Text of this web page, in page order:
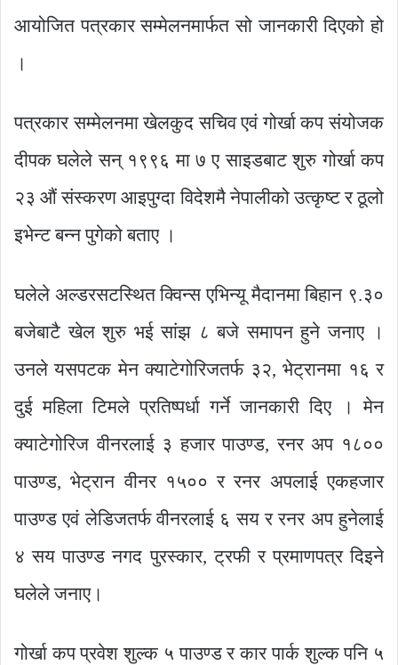
आयोजित पत्रकार सम्मेलनमार्फत सो जानकारी दिएको हो
।
पत्रकार सम्मेलनमा खेलकुद सचिव एवं गोर्खा कप संयोजक
दीपक घलेले सन् १९९६ मा ७ ए साइडबाट शुरु गोर्खा कप
२३ औं संस्करण आइपुग्दा विदेशमै नेपालीको उत्कृष्ट र ठूलो
इभेन्ट बन्न पुगेको बताए ।
घलेले अल्डरसटस्थित क्विन्स एभिन्यू मैदानमा बिहान ९.३०
बजेबाटै खेल शुरु भई सांझ ८ बजे समापन हुने जनाए ।
उनले यसपटक मेन क्याटेगोरिजतर्फ ३२, भेट्रानमा १६ र
दुई महिला टिमले प्रतिष्पर्धा गर्ने जानकारी दिए । मेन
क्याटेगोरिज वीनरलाई ३ हजार पाउण्ड, रनर अप १८००
पाउण्ड, भेट्रान वीनर १५०० र रनर अपलाई एकहजार
पाउण्ड एवं लेडिजतर्फ वीनरलाई ६ सय र रनर अप हुनेलाई
४ सय पाउण्ड नगद पुरस्कार, ट्रफी र प्रमाणपत्र दिइने
घलेले जनाए।
गोर्खा कप प्रवेश शुल्क ५ पाउण्ड र कार पार्क शुल्क पनि ५